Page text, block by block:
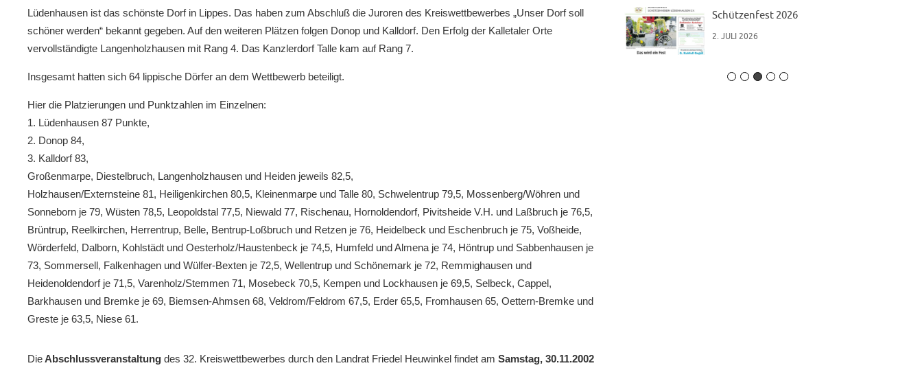
Lüdenhausen ist das schönste Dorf in Lippes. Das haben zum Abschluß die Juroren des Kreiswettbewerbes „Unser Dorf soll
schöner werden“ bekannt gegeben. Auf den weiteren Plätzen folgen Donop und Kalldorf. Den Erfolg der Kalletaler Orte
vervollständigte Langenholzhausen mit Rang 4. Das Kanzlerdorf Talle kam auf Rang 7.
Insgesamt hatten sich 64 lippische Dörfer an dem Wettbewerb beteiligt.
Hier die Platzierungen und Punktzahlen im Einzelnen:
1. Lüdenhausen 87 Punkte,
2. Donop 84,
3. Kalldorf 83,
Großenmarpe, Diestelbruch, Langenholzhausen und Heiden jeweils 82,5,
Holzhausen/Externsteine 81, Heiligenkirchen 80,5, Kleinenmarpe und Talle 80, Schwelentrup 79,5, Mossenberg/Wöhren und
Sonneborn je 79, Wüsten 78,5, Leopoldstal 77,5, Niewald 77, Rischenau, Hornoldendorf, Pivitsheide V.H. und Laßbruch je 76,5,
Brüntrup, Reelkirchen, Herrentrup, Belle, Bentrup-Loßbruch und Retzen je 76, Heidelbeck und Eschenbruch je 75, Voßheide,
Wörderfeld, Dalborn, Kohlstädt und Oesterholz/Haustenbeck je 74,5, Humfeld und Almena je 74, Höntrup und Sabbenhausen je
73, Sommersell, Falkenhagen und Wülfer-Bexten je 72,5, Wellentrup und Schönemark je 72, Remmighausen und
Heidenoldendorf je 71,5, Varenholz/Stemmen 71, Mosebeck 70,5, Kempen und Lockhausen je 69,5, Selbeck, Cappel,
Barkhausen und Bremke je 69, Biemsen-Ahmsen 68, Veldrom/Feldrom 67,5, Erder 65,5, Fromhausen 65, Oettern-Bremke und
Greste je 63,5, Niese 61.
DieAbschlussveranstaltung des 32. Kreiswettbewerbes durch den Landrat Friedel Heuwinkel findet am Samstag, 30.11.2002
2026 Volle Kirche beim „Abba-Gottesdienst“
30. JULI 2026
Presseberichte zum Schützenfest
11. JULI 2026
Schützenfest 2026
2. JULI 2026